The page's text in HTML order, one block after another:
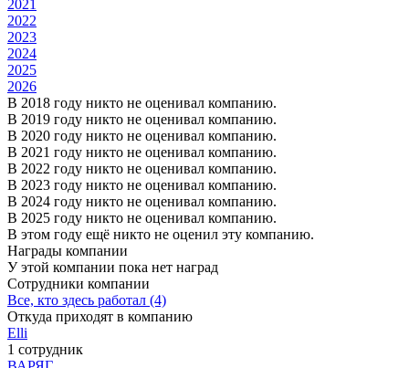
2021
2022
2023
2024
2025
2026
В 2018 году никто не оценивал компанию.
В 2019 году никто не оценивал компанию.
В 2020 году никто не оценивал компанию.
В 2021 году никто не оценивал компанию.
В 2022 году никто не оценивал компанию.
В 2023 году никто не оценивал компанию.
В 2024 году никто не оценивал компанию.
В 2025 году никто не оценивал компанию.
В этом году ещё никто не оценил эту компанию.
Награды компании
У этой компании пока нет наград
Сотрудники компании
Все, кто здесь работал (4)
Откуда приходят в компанию
Elli
1 сотрудник